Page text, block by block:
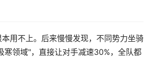
用不上。后来慢慢发现，不同势力坐骑
寒领域"，直接让对手减速30%，全队都